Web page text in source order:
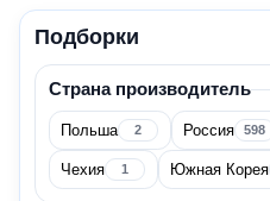
Страна производитель
Подборки
Страна производитель
Польша 2 Россия 598
Чехия 1 Южная Корея